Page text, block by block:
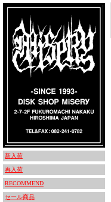
新入荷
再入荷
RECOMMEND
セール商品